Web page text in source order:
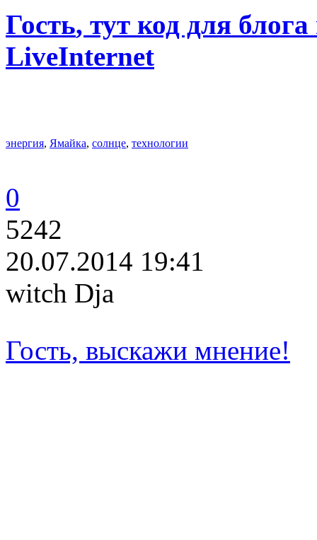
Гость, тут код для
LiveInternet
энергия, Ямайка, солнце, технологии
0
5242
20.07.2014 19:41
witch Dja
Гость, выскажи мнение!